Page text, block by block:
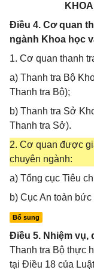
Điều 4. Cơ quan
ngành Khoa học
1. Cơ quan thanh
a) Thanh tra Bộ
Thanh tra Bộ);
b) Thanh tra Sở
Thanh tra Sở).
2. Cơ quan được
chuyên ngành:
a) Tổng cục Tiêu
b) Cục An toàn
Bổ sung
Điều 5. Nhiệm vụ,
Thanh tra Bộ thực
tại Điều 18 của